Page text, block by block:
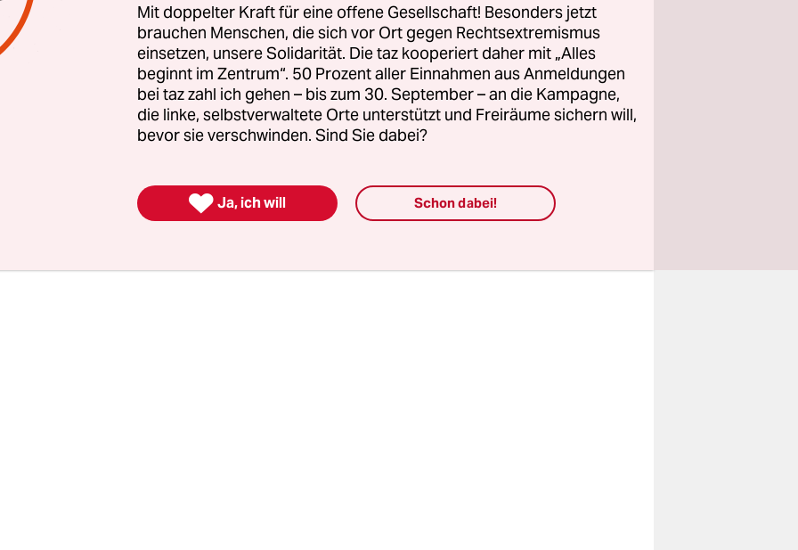
Dylans bekanntesten Werken gehört "Unter dem
Wortgewaltig beschreibt er darin das Leben und die
in einem kleinen walisischen Fantasiedorf.
1950er Jahre war Dylan ein Multimedia-Star. Er arbeitete
Hörfunk, seine Lesungen und Theateraufführungen vor
Mit doppelter Kraft für eine offene Gesellschaft! Besonders jetzt
brauchen Menschen, die sich vor Ort gegen Rechtsextremismus
einsetzen, unsere Solidarität. Die taz kooperiert daher mit „Alles
beginnt im Zentrum“. 50 Prozent aller Einnahmen aus Anmeldungen
bei taz zahl ich gehen – bis zum 30. September – an die Kampagne,
die linke, selbstverwaltete Orte unterstützt und Freiräume sichern will,
bevor sie verschwinden. Sind Sie dabei?
 Ja, ich will Schon dabei!